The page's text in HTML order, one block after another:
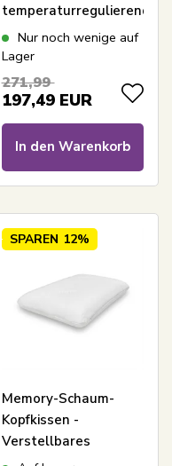
temperaturregulierendes
ergonomisches
Kopfkissen -
verstellbare Höhe
Nur noch wenige auf
Lager
271,99
197,49 EUR
In den Warenkorb
SPAREN 12%
Memory-Schaum-
Kopfkissen -
Verstellbares